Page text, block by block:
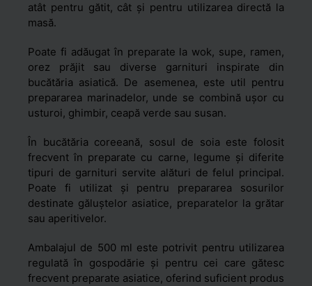
atât pentru gătit, cât și pentru utilizarea directă la
masă.
Poate fi adăugat în preparate la wok, supe, ramen,
orez prăjit sau diverse garnituri inspirate din
bucătăria asiatică. De asemenea, este util pentru
prepararea marinadelor, unde se combină ușor cu
usturoi, ghimbir, ceapă verde sau susan.
În bucătăria coreeană, sosul de soia este folosit
frecvent în preparate cu carne, legume și diferite
tipuri de garnituri servite alături de felul principal.
Poate fi utilizat și pentru prepararea sosurilor
destinate găluștelor asiatice, preparatelor la grătar
sau aperitivelor.
Ambalajul de 500 ml este potrivit pentru utilizarea
regulată în gospodărie și pentru cei care gătesc
frecvent preparate asiatice, oferind suficient produs